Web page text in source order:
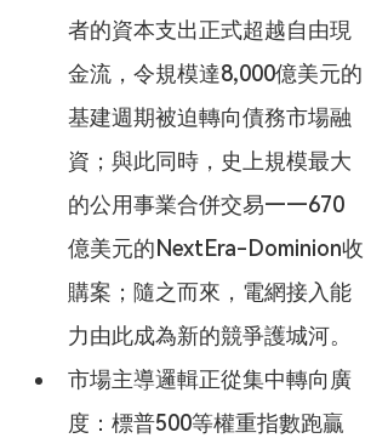
者的資本支出正式超越自由現
金流，令規模達8,000億美元的
基建週期被迫轉向債務市場融
資；與此同時，史上規模最大
的公用事業合併交易——670
億美元的NextEra-Dominion收
購案；隨之而來，電網接入能
力由此成為新的競爭護城河。
市場主導邏輯正從集中轉向廣
度：標普500等權重指數跑贏